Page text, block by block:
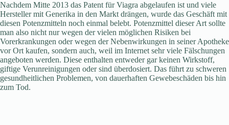
Nachdem Mitte 2013 das Patent für Viagra abgelaufen ist und viele
Hersteller mit Generika in den Markt drängen, wurde das Geschäft mit
diesen Potenzmitteln noch einmal belebt. Potenzmittel dieser Art sollte
man also nicht nur wegen der vielen möglichen Risiken bei
Vorerkrankungen oder wegen der Nebenwirkungen in seiner Apotheke
vor Ort kaufen, sondern auch, weil im Internet sehr viele Fälschungen
angeboten werden. Diese enthalten entweder gar keinen Wirkstoff,
giftige Verunreinigungen oder sind überdosiert. Das führt zu schweren
gesundheitlichen Problemen, von dauerhaften Gewebeschäden bis hin
zum Tod.